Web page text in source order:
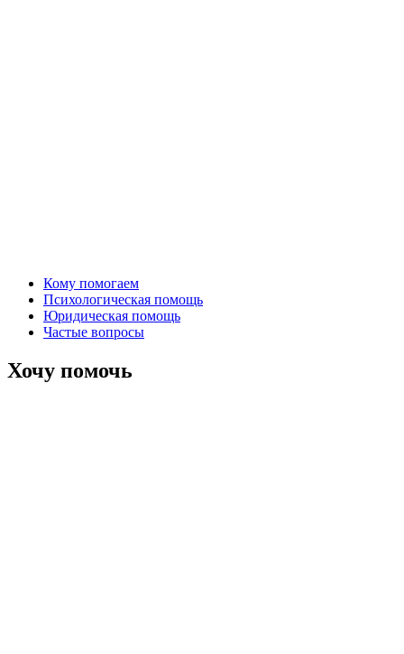
Кому помогаем
Психологическая помощь
Юридическая помощь
Частые вопросы
Хочу помочь